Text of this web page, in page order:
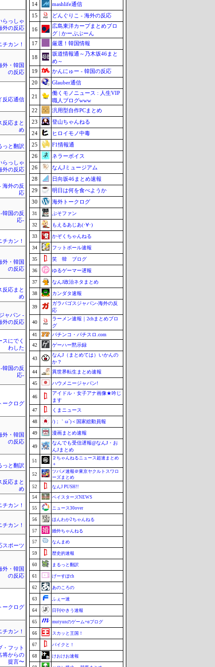
らっしゃ
の反応
チカン！
外・韓国
の反応
反応通信
反応まと
め
っと翻訳
らっしゃ
の反応
海外の反
応
韓国の反
応-
チカン！
外・韓国
の反応
反応まと
め
ャパン -
外の反応
スにでく
わした
韓国の反
応-
ークログ
外・韓国
の反応
っと翻訳
反応まと
め
チカン！
チカン！
スポーツ
外・韓国
の反応
ークログ
チカン！
・フット
からの
提言〜
14
mashlife通信
15
どんぐりこ - 海外の反応
16
広島東洋カープまとめブロ
グ | かーぷぶーん
17
厳選！韓国情報
18
坂道情報通～乃木坂46まと
め～
19
かんにゅー - 韓国の反応
20
Glauber通信
21
働くモノニュース : 人生VIP
職人ブログwww
22
汎用型自作PCまとめ
23
登山ちゃんねる
24
ヒロイモノ中毒
25
F1情報通
26
ネラーボイス
26
なんJミュージアム
28
日向坂46まとめ速報
29
明日は何を食べようか
30
海外トークログ
31 ぷそファン
32 もえるあじあ(･∀･)
33 かぞくちゃんねる
34 フットボール速報
35 笑 韓 ブログ
36 ゆるゲーマー遅報
37 なんJ政治ネタまとめ
38 カンダタ速報
39
ガラパゴスジャパン-海外の反
応
40
ラーメン速報｜2chまとめブロ
グ
41
パチンコ・パチスロ.com
42
ゲーハー黙示録
43
なんJ（まとめては）いかんの
か？
44
異世界転生まとめ速報
45 ハウメニージャパン!
46
アイドル・女子アナ画像★吟じ
ます
47
くまニュース
48 /)；｀ω´)＜国家総動員報
49 漫画まとめ速報
49
なんでも受信遅報@なんJ・お
んJまとめ
51
２ちゃんねるニュース超速まとめ
＋
52
ツバメ速報＠東京ヤクルトスワロ
ーズまとめ
52
なんJ PUSH!!
54 ベイスターズNEWS
55 ニュース30over
56 ほんわか2ちゃんねる
57 婚外ちゃんねる
57 なんまめ
59 歴史的速報
60 まるっと翻訳
61 げーすぽch
62 あのころの
63 ふぇー速
64 日刊やきう速報
65 mutyunのゲーム+αブログ
66 スカッと王国！
67 バイクと！
68 けおけお速報